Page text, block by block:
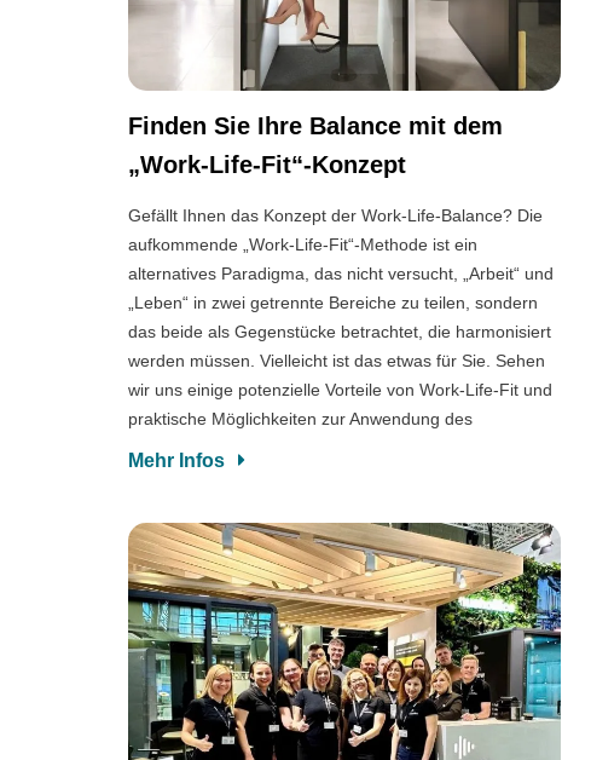
Finden Sie Ihre Balance mit dem
„Work-Life-Fit“-Konzept
Gefällt Ihnen das Konzept der Work-Life-Balance? Die
aufkommende „Work-Life-Fit“-Methode ist ein
alternatives Paradigma, das nicht versucht, „Arbeit“ und
„Leben“ in zwei getrennte Bereiche zu teilen, sondern
das beide als Gegenstücke betrachtet, die harmonisiert
werden müssen. Vielleicht ist das etwas für Sie. Sehen
wir uns einige potenzielle Vorteile von Work-Life-Fit und
praktische Möglichkeiten zur Anwendung des
Mehr Infos